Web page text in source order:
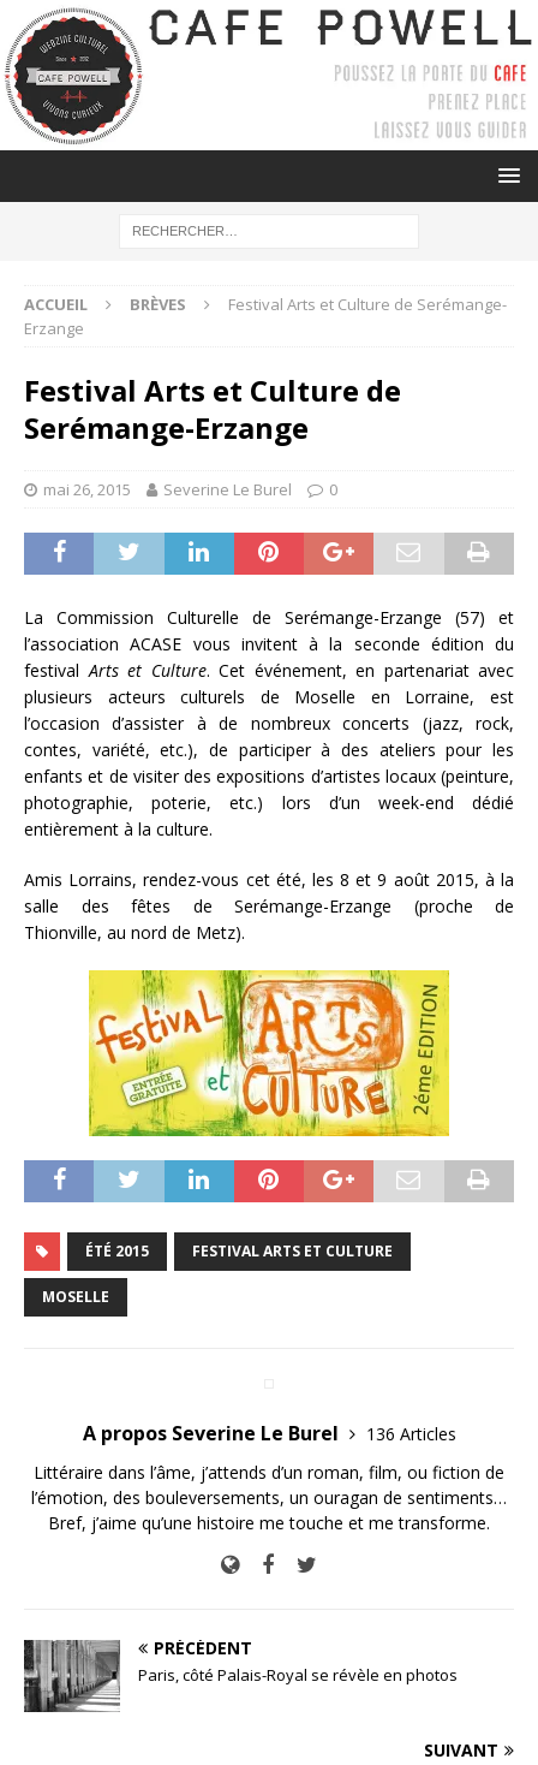
ACCUEIL BRÈVES
Festival Arts et Culture de Serémange-
Erzange
Festival Arts et Culture de
Serémange-Erzange
mai 26, 2015 Severine Le Burel 0
La Commission Culturelle de Serémange-Erzange (57) et
l’association ACASE vous invitent à la seconde édition du
festivalArts et Culture. Cet événement, en partenariat avec
plusieurs acteurs culturels de Moselle en Lorraine, est
l’occasion d’assister à de nombreux concerts (jazz, rock,
contes, variété, etc.), de participer à des ateliers pour les
enfants et de visiter des expositions d’artistes locaux (peinture,
photographie, poterie, etc.) lors d’un week-end dédié
entièrement à la culture.
Amis Lorrains, rendez-vous cet été, les 8 et 9 août 2015, à la
salle des fêtes de Serémange-Erzange (proche de
Thionville, au nord de Metz).
ÉTÉ 2015 FESTIVAL ARTS ET CULTURE
MOSELLE
A propos Severine Le Burel
136 Articles
Littéraire dans l’âme, j’attends d’un roman, film, ou fiction de
l’émotion, des bouleversements, un ouragan de sentiments…
Bref, j’aime qu’une histoire me touche et me transforme.
PRÉCÉDENT
Paris, côté Palais-Royal se révèle en photos
SUIVANT